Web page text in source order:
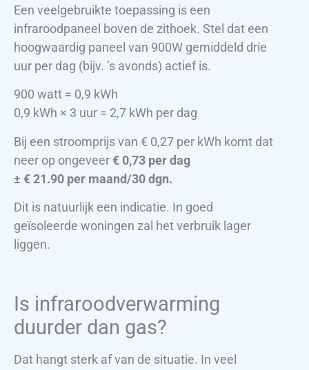
Een veelgebruikte toepassing is een
infraroodpaneel boven de zithoek. Stel dat een
hoogwaardig paneel van 900W gemiddeld drie
uur per dag (bijv. ’s avonds) actief is.
900 watt = 0,9 kWh
0,9 kWh × 3 uur = 2,7 kWh per dag
Bij een stroomprijs van € 0,27 per kWh komt dat
neer op ongeveer€ 0,73 per dag
± € 21.90 per maand/30 dgn.
Dit is natuurlijk een indicatie. In goed
geïsoleerde woningen zal het verbruik lager
liggen.
Is infraroodverwarming
duurder dan gas?
Dat hangt sterk af van de situatie. In veel